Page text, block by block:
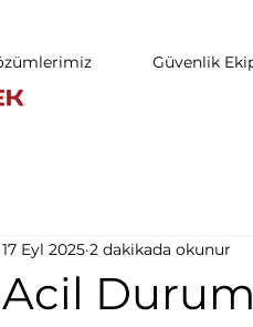
Güvenlik
Acil
17 Eyl 2025 2 dakikada okunur